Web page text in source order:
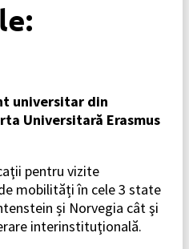
universitar din
Universitară Erasmus
pentru vizite
mobilități în cele 3 state
și Norvegia cât şi
interinstituţională.